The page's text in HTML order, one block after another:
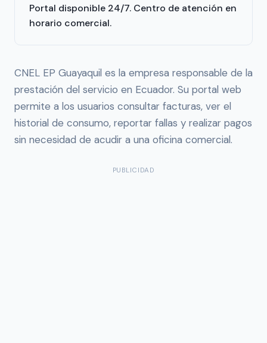
Portal disponible 24/7. Centro de atención en
horario comercial.
CNEL EP Guayaquil es la empresa responsable de la
prestación del servicio en Ecuador. Su portal web
permite a los usuarios consultar facturas, ver el
historial de consumo, reportar fallas y realizar pagos
sin necesidad de acudir a una oficina comercial.
PUBLICIDAD